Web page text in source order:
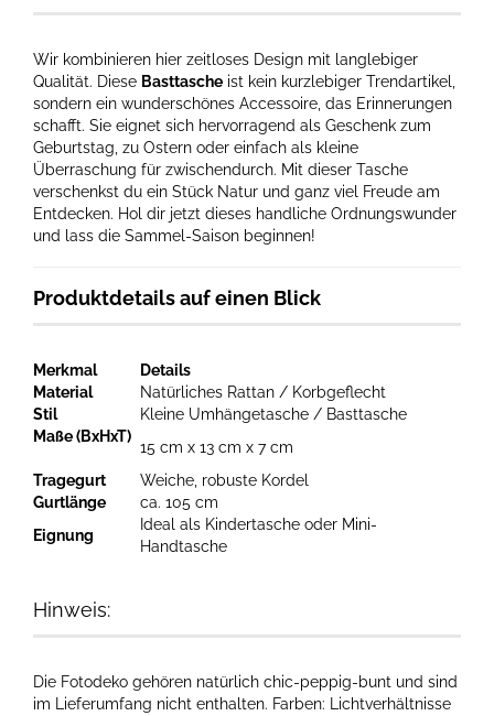
Wir kombinieren hier zeitloses Design mit langlebiger
Qualität. Diese Basttasche ist kein kurzlebiger Trendartikel,
sondern ein wunderschönes Accessoire, das Erinnerungen
schafft. Sie eignet sich hervorragend als Geschenk zum
Geburtstag, zu Ostern oder einfach als kleine
Überraschung für zwischendurch. Mit dieser Tasche
verschenkst du ein Stück Natur und ganz viel Freude am
Entdecken. Hol dir jetzt dieses handliche Ordnungswunder
und lass die Sammel-Saison beginnen!
Produktdetails auf einen Blick
Merkmal
Details
Material
Natürliches Rattan / Korbgeflecht
Stil
Kleine Umhängetasche / Basttasche
Maße (BxHxT)
15 cm x 13 cm x 7 cm
Tragegurt
Weiche, robuste Kordel
Gurtlänge
ca. 105 cm
Eignung
Ideal als Kindertasche oder Mini-
Handtasche
Hinweis:
Die Fotodeko gehören natürlich chic-peppig-bunt und sind
im Lieferumfang nicht enthalten. Farben: Lichtverhältnisse